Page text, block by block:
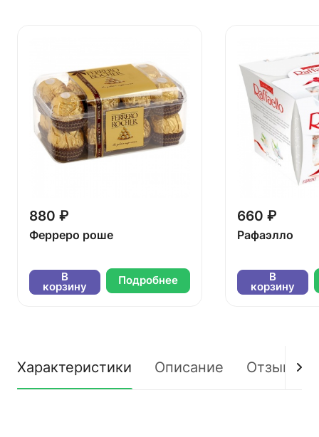
880 ₽
Ферреро роше
В
корзину Подробнее
660 ₽
Рафаэлло
В
корзину
Характеристики Описание Отзывы